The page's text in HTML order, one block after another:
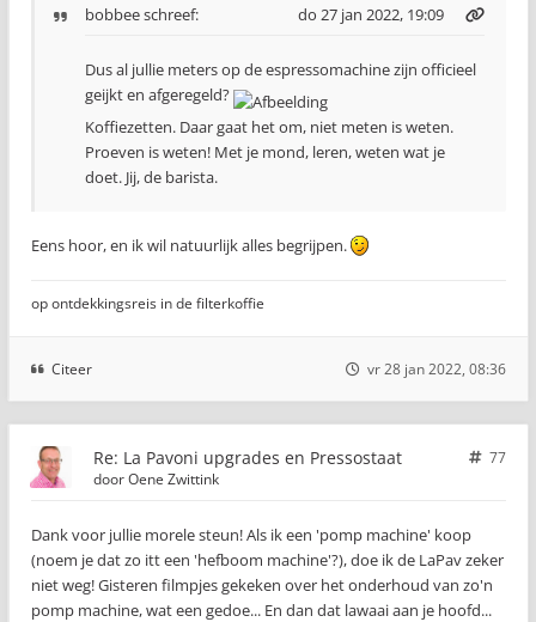
bobbeeschreef: do 27 jan 2022, 19:09
Dus al jullie meters op de espressomachine zijn officieel
geijkt en afgeregeld?
Koffiezetten. Daar gaat het om, niet meten is weten.
Proeven is weten! Met je mond, leren, weten wat je
doet. Jij, de barista.
Eens hoor, en ik wil natuurlijk alles begrijpen.
op ontdekkingsreis in de filterkoffie
Citeer vr 28 jan 2022, 08:36
Re: La Pavoni upgrades en Pressostaat
77
doorOene Zwittink
Dank voor jullie morele steun! Als ik een 'pomp machine' koop
(noem je dat zo itt een 'hefboom machine'?), doe ik de LaPav zeker
niet weg! Gisteren filmpjes gekeken over het onderhoud van zo'n
pomp machine, wat een gedoe... En dan dat lawaai aan je hoofd...